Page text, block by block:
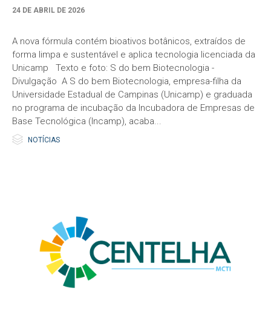
24 DE ABRIL DE 2026
A nova fórmula contém bioativos botânicos, extraídos de
forma limpa e sustentável e aplica tecnologia licenciada da
Unicamp Texto e foto: S do bem Biotecnologia -
Divulgação A S do bem Biotecnologia, empresa-filha da
Universidade Estadual de Campinas (Unicamp) e graduada
no programa de incubação da Incubadora de Empresas de
Base Tecnológica (Incamp), acaba...
 Category
NOTÍCIAS